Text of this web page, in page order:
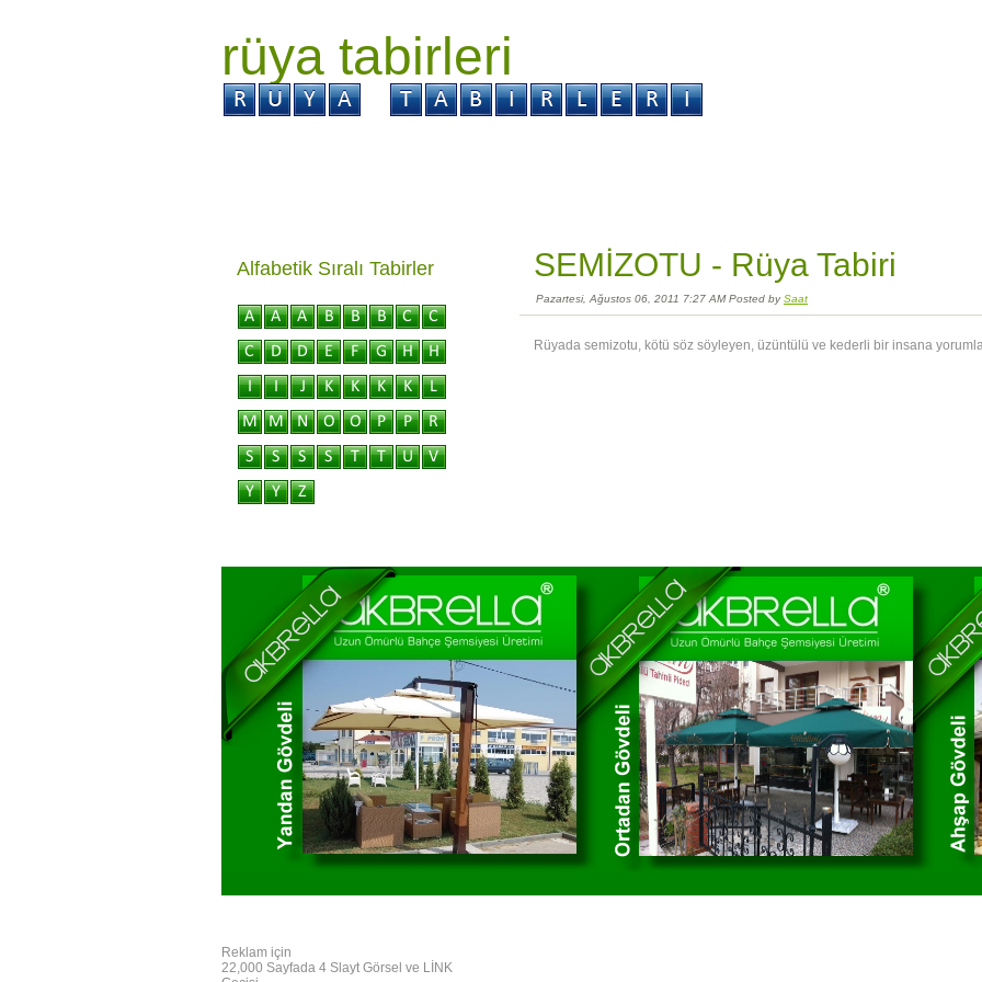
rüya tabirleri
SEMİZOTU - Rüya Tabiri
Pazartesi, Ağustos 06, 2011 7:27 AM Posted bySaat
Rüyada semizotu, kötü söz söyleyen, üzüntülü ve kederli bir insana
Alfabetik Sıralı Tabirler
Reklam için
22,000 Sayfada 4 Slayt Görsel ve LİNK